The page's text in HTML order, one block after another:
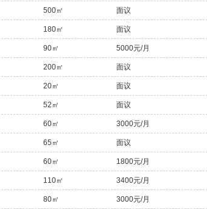
500㎡ 面议
180㎡ 面议
90㎡ 5000元/月
200㎡ 面议
20㎡ 面议
52㎡ 面议
60㎡ 3000元/月
65㎡ 面议
60㎡ 1800元/月
110㎡ 3400元/月
80㎡ 3000元/月